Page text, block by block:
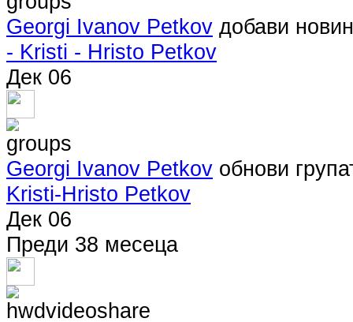
Georgi Ivanov Petkov добави
- Kristi - Hristo Petkov
Дек 06
Georgi Ivanov Petkov обнови
Kristi-Hristo Petkov
Дек 06
Преди 38 месеца